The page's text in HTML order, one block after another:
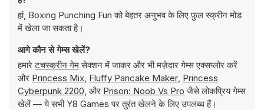
हां, Boxing Punching Fun को बेहतर अनुभव के लिए फ़ुल स्क्रीन मोड
में खेला जा सकता है।
आगे कौन से गेम्स खेलें?
हमारेटचस्क्रीन गेमसेक्शन में जाकर और भी मज़ेदार गेम्स एक्सप्लोर करें
और Princess Mix, Fluffy Pancake Maker, Princess
Cyberpunk 2200, और Prison: Noob Vs Pro जैसे लोकप्रिय गेम्स
खेलें — ये सभी Y8 Games पर तुरंत खेलने के लिए उपलब्ध हैं।